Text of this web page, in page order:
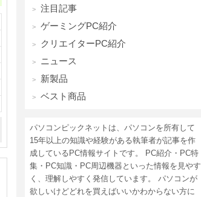
注目記事
ゲーミングPC紹介
クリエイターPC紹介
ニュース
新製品
ベスト商品
パソコンピックネットは、パソコンを所有して
15年以上の知識や経験がある執筆者が記事を作
成しているPC情報サイトです。 PC紹介・PC特
集・PC知識・PC周辺機器といった情報を見やす
く、理解しやすく発信しています。 パソコンが
欲しいけどどれを買えばいいかわからない方に